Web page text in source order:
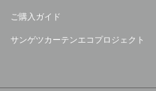
ご購入ガイド
サンゲツカーテンエコプロジェクト